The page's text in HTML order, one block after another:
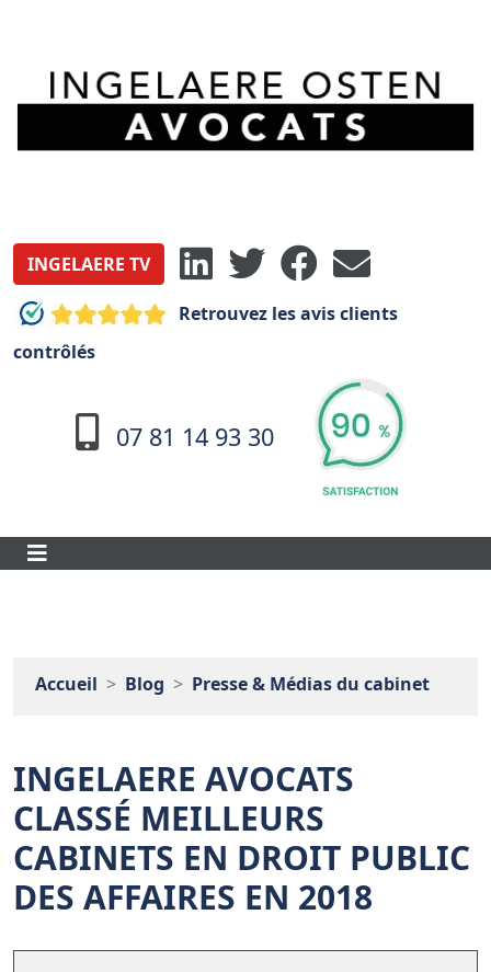
INGELAERE TV
Retrouvez les avis clients
contrôlés
07 81 14 93 30
Accueil Blog Presse & Médias du cabinet
INGELAERE AVOCATS
CLASSÉ MEILLEURS
CABINETS EN DROIT PUBLIC
DES AFFAIRES EN 2018